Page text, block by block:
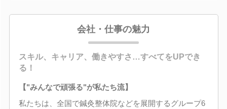
会社・仕事の魅力
スキル、キャリア、働きやすさ…すべてをUPでき
る！
【"みんなで頑張る"が私たち流】
私たちは、全国で鍼灸整体院などを展開するグループ6